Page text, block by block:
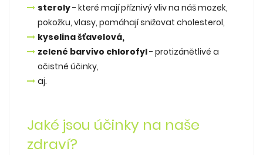
steroly- které mají příznivý vliv na náš mozek,
pokožku, vlasy, pomáhají snižovat cholesterol,
kyselina šťavelová,
zelené barvivo chlorofyl- protizánětlivé a
očistné účinky,
aj.
Jaké jsou účinky na naše
zdraví?